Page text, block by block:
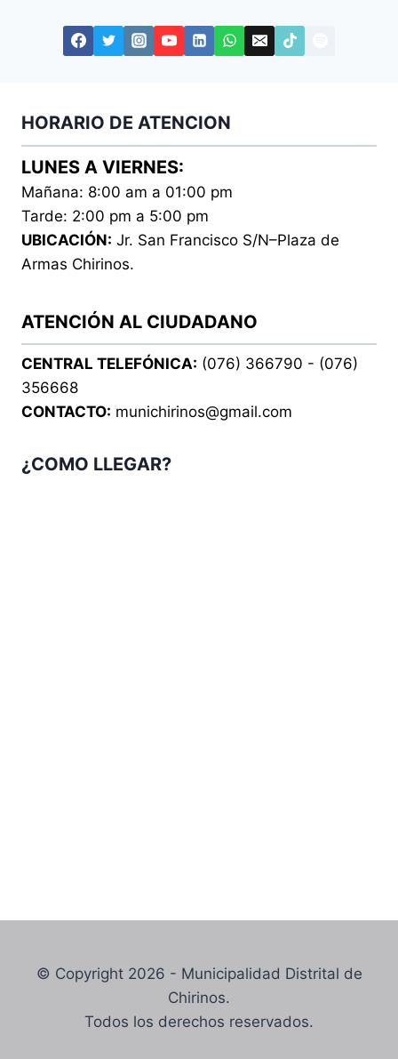
HORARIO DE ATENCION
LUNES A VIERNES:
Mañana: 8:00 am a 01:00 pm
Tarde: 2:00 pm a 5:00 pm
UBICACIÓN: Jr. San Francisco S/N–Plaza de
Armas Chirinos.
ATENCIÓN AL CIUDADANO
CENTRAL TELEFÓNICA: (076) 366790 - (076)
356668
CONTACTO: munichirinos@gmail.com
¿COMO LLEGAR?
© Copyright 2026 - Municipalidad Distrital de
Chirinos.
Todos los derechos reservados.